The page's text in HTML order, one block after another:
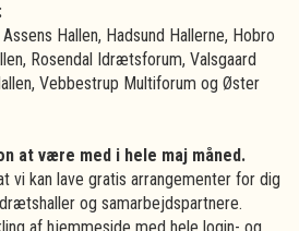
Hallen, Hadsund Hallerne, Hobro
Rosendal Idrætsforum, Valsgaard
Vebbestrup Multiforum og Øster
at være med i hele maj måned.
vi kan lave gratis arrangementer for dig
og samarbejdspartnere.